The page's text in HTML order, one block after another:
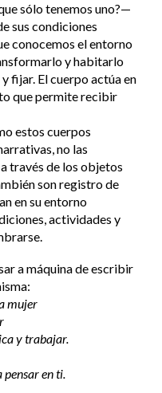
sólo tenemos uno?—
sus condiciones
conocemos el entorno
y habitarlo
fijar. El cuerpo actúa en
que permite recibir
estos cuerpos
no las
través de los objetos
son registro de
en su entorno
actividades y
a máquina de escribir
mujer
y trabajar.
pensar en ti.